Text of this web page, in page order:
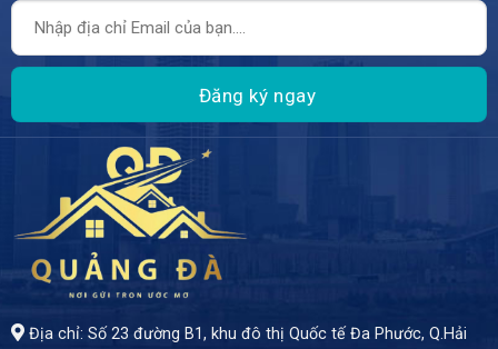
Địa chỉ: Số 23 đường B1, khu đô thị Quốc tế Đa Phước, Q.Hải